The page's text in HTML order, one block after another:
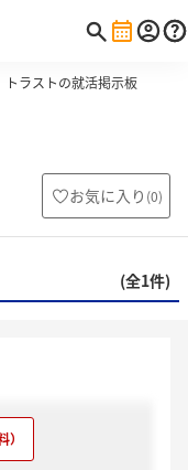
トラストの就活掲示板
お気に入り (0)
(全1件)